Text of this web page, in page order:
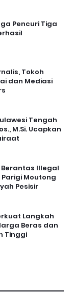
Pencuri Tiga
Tokoh
dan Mediasi
Tengah
M.Si. Ucapkan
Illegal
Moutong
Pesisir
Langkah
Beras dan
Tinggi